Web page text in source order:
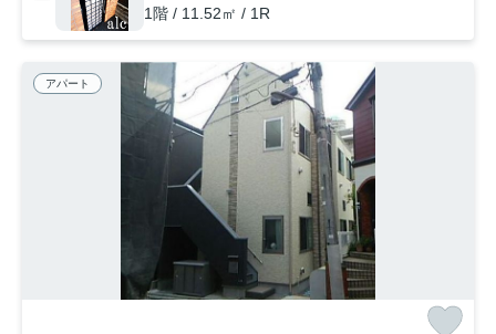
1階 / 11.52㎡ / 1R
アパート